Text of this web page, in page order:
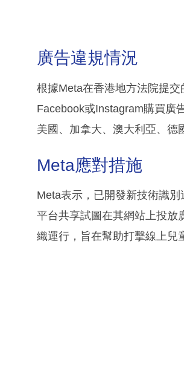
廣告違規情況
根據Meta在香港地方法院提
Facebook或Instagram購買廣
美國、加拿大、澳大利亞、德
Meta應對措施
Meta表示，已開發新技術識
平台共享試圖在其網站上投放
織運行，旨在幫助打擊線上兒